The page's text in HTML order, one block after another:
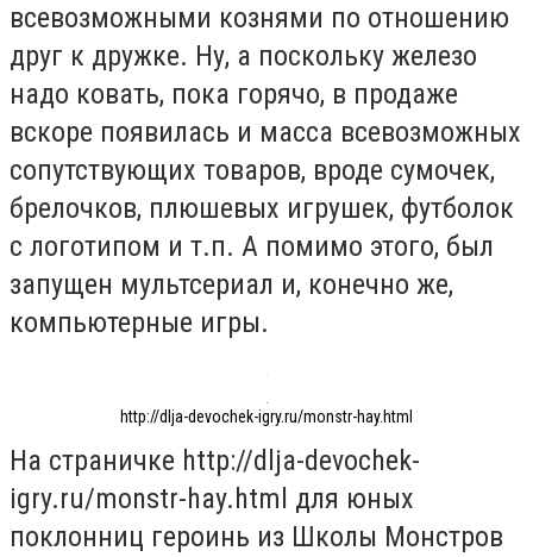
всевозможными кознями по отношению
друг к дружке. Ну, а поскольку железо
надо ковать, пока горячо, в продаже
вскоре появилась и масса всевозможных
сопутствующих товаров, вроде сумочек,
брелочков, плюшевых игрушек, футболок
с логотипом и т.п. А помимо этого, был
запущен мультсериал и, конечно же,
компьютерные игры.
http://dlja-devochek-igry.ru/monstr-hay.html
На страничке http://dlja-devochek-
igry.ru/monstr-hay.html для юных
поклонниц героинь из Школы Монстров